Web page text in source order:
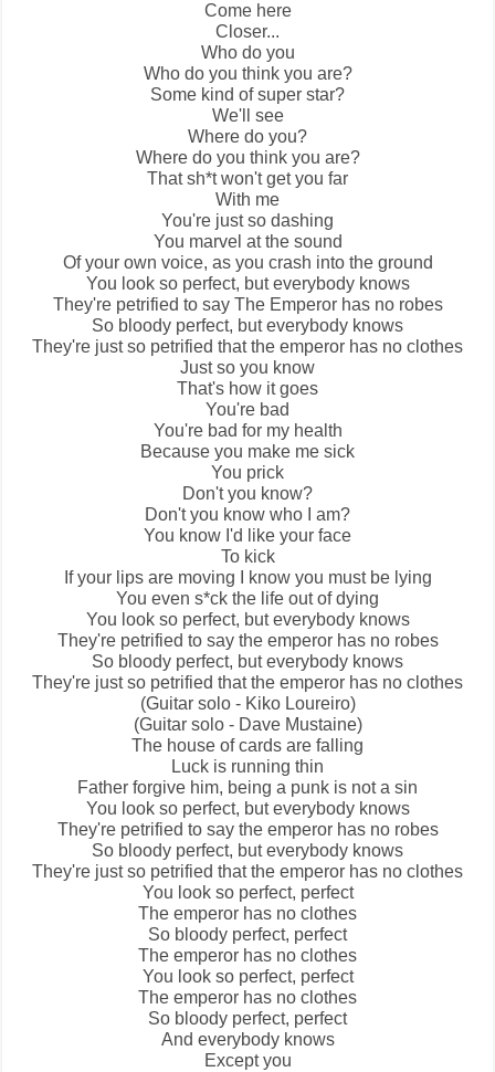
Come here
Closer...
Who do you
Who do you think you are?
Some kind of super star?
We'll see
Where do you?
Where do you think you are?
That sh*t won't get you far
With me
You're just so dashing
You marvel at the sound
Of your own voice, as you crash into the ground
You look so perfect, but everybody knows
They're petrified to say The Emperorhas no robes
So bloody perfect, but everybody knows
They're just so petrified that the emperor has no clothes
Just so you know
That's how it goes
You're bad
You're bad for my health
Because you make me sick
You prick
Don't you know?
Don't you know who I am?
You know I'd like your face
To kick
If your lips are moving I know you must be lying
You even s*ck the life out of dying
You look so perfect, but everybody knows
They're petrified to say the emperor has no robes
So bloody perfect, but everybody knows
They're just so petrified that the emperor has no clothes
(Guitar solo - Kiko Loureiro)
(Guitar solo - Dave Mustaine)
The house of cards are falling
Luck is running thin
Father forgive him, being a punk is not a sin
You look so perfect, but everybody knows
They're petrified to say the emperor has no robes
So bloody perfect, but everybody knows
They're just so petrified that the emperor has no clothes
You look so perfect, perfect
The emperor has no clothes
So bloody perfect, perfect
The emperor has no clothes
You look so perfect, perfect
The emperor has no clothes
So bloody perfect, perfect
And everybody knows
Except you